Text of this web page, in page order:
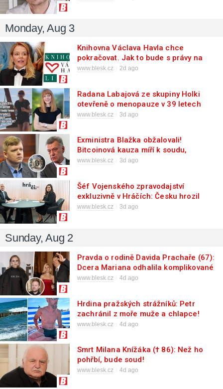
Monday, Aug 3
Knihovna Václava Havla chce
pokračovat. Jak to bude s právy na
jméno?
www.blesk.cz 2d ago
Radana Labajová ze skupiny Holki
otevřeně o menopauze v 39 letech
www.blesk.cz 3d ago
Exministra Blažka obžalovali!
Bitcoinová kauza míří k soudu,
Jiřikovskému hrozí 20 let
www.blesk.cz 3d ago
Šéf Vojenského zpravodajství
exkluzivně v Hráčích: Česku hrozil
vyšší stupeň nebezpečí!
www.blesk.cz 3d ago
Sunday, Aug 2
Pravda o rodině Davida Prachaře (67):
Dcera Mariana odhalila komplikované
vztahy
www.blesk.cz 4d ago
Hrdina pražských strážníků: Petr
zachránil z moře muže a chlapce!
www.blesk.cz 4d ago
Smrt Milana Knížáka († 86): Než ho
pohřbí, bude soud!
www.blesk.cz 4d ago